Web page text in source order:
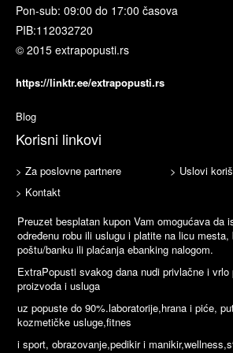
Pon-sub: 09:00 do 17:00 časova
PIB:112032720
© 2015 extrapopusti.rs
https://linktr.ee/extrapopusti.rs
Blog
Korisni linkovi
> Za poslovne partnere
> Uslovi
> Kontakt
Preuzet besplatan kupon Vam omogućava da
određenu robu ili uslugu i platite na licu
poštu/banku ili plaćanja ebanking nalogom.
ExtraPopusti svakog dana nudi privlačne i vrlo
proizvoda i usluga
uz popuste do 90%.laboratorije,hrana i piće,
kozmetičke usluge,fitnes
i sport, obrazovanje,pedikir i